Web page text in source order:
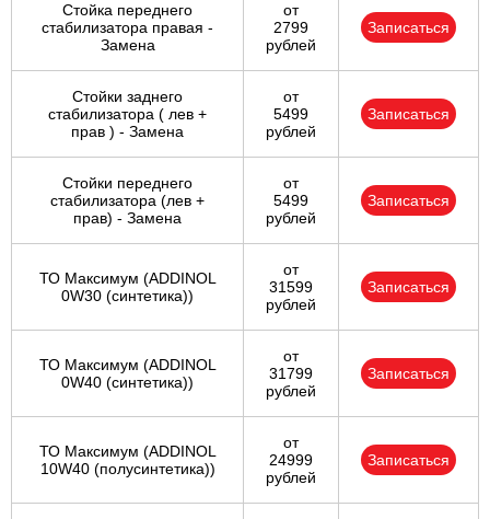
Стойка переднего
стабилизатора правая -
Замена
от
2799
рублей
Записаться
Стойки заднего
стабилизатора ( лев +
прав ) - Замена
от
5499
рублей
Записаться
Стойки переднего
стабилизатора (лев +
прав) - Замена
от
5499
рублей
Записаться
ТО Максимум (ADDINOL
0W30 (синтетика))
от
31599
рублей
Записаться
ТО Максимум (ADDINOL
0W40 (синтетика))
от
31799
рублей
Записаться
ТО Максимум (ADDINOL
10W40 (полусинтетика))
от
24999
рублей
Записаться